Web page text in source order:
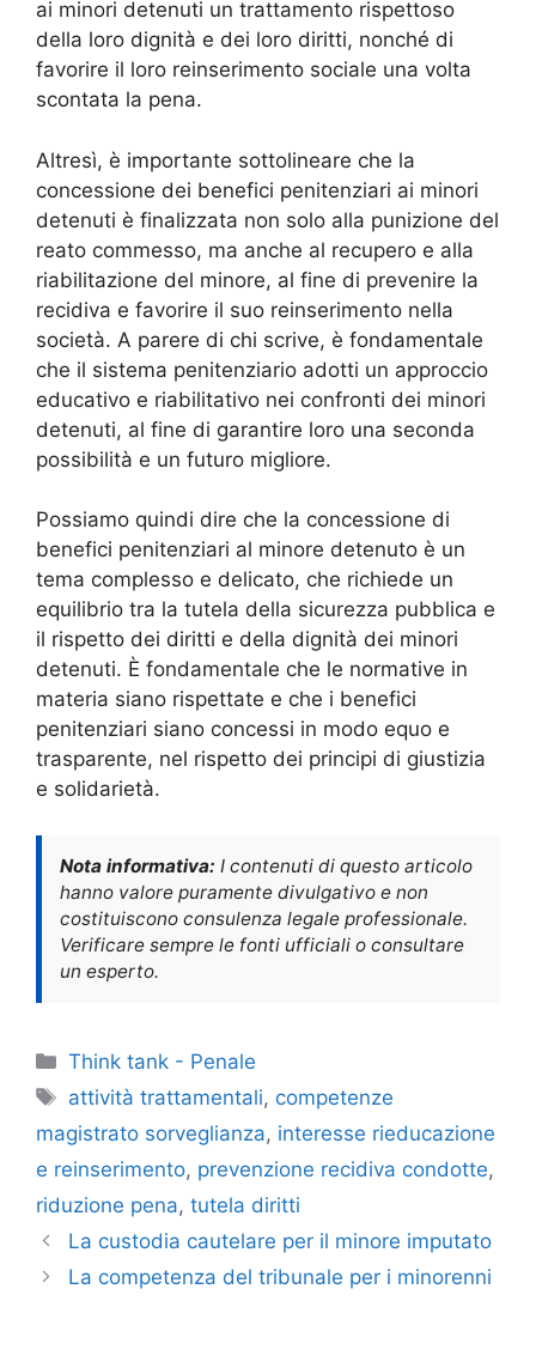
ai minori detenuti un trattamento rispettoso
della loro dignità e dei loro diritti, nonché di
favorire il loro reinserimento sociale una volta
scontata la pena.
Altresì, è importante sottolineare che la
concessione dei benefici penitenziari ai minori
detenuti è finalizzata non solo alla punizione del
reato commesso, ma anche al recupero e alla
riabilitazione del minore, al fine di prevenire la
recidiva e favorire il suo reinserimento nella
società. A parere di chi scrive, è fondamentale
che il sistema penitenziario adotti un approccio
educativo e riabilitativo nei confronti dei minori
detenuti, al fine di garantire loro una seconda
possibilità e un futuro migliore.
Possiamo quindi dire che la concessione di
benefici penitenziari al minore detenuto è un
tema complesso e delicato, che richiede un
equilibrio tra la tutela della sicurezza pubblica e
il rispetto dei diritti e della dignità dei minori
detenuti. È fondamentale che le normative in
materia siano rispettate e che i benefici
penitenziari siano concessi in modo equo e
trasparente, nel rispetto dei principi di giustizia
e solidarietà.
Nota informativa: I contenuti di questo articolo
hanno valore puramente divulgativo e non
costituiscono consulenza legale professionale.
Verificare sempre le fonti ufficiali o consultare
un esperto.
Categorie
Think tank - Penale
Tag
attività trattamentali, competenze
magistrato sorveglianza, interesse rieducazione
e reinserimento, prevenzione recidiva condotte,
riduzione pena, tutela diritti
La custodia cautelare per il minore imputato
La competenza del tribunale per i minorenni